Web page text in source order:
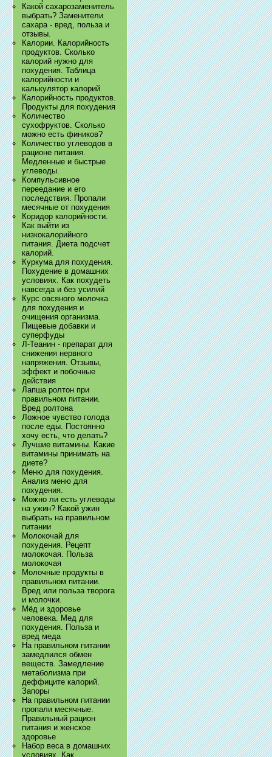
Какой сахарозаменитель
выбрать? Заменители
сахара - вред, польза и
отзывы.
Калории. Калорийность
продуктов. Сколько
калорий нужно для
похудения. Таблица
калорийности и
калькулятор калорий
Калорийность продуктов.
Продукты для похудения
Количество
сухофруктов. Сколько
можно есть фиников?
Количество углеводов в
рационе питания.
Медленные и быстрые
углеводы.
Компульсивное
переедание и его
последствия. Пропали
месячные от похудения
Коридор калорийности.
Как выйти из
низкокалорийного
питания. Диета подсчет
калорий.
Куркума для похудения.
Похудение в домашних
условиях. Как похудеть
навсегда и без усилий
Курс овсяного молочка
для похудения и
очищения организма.
Пищевые добавки и
суперфуды
Л-Теанин - препарат для
снижения нервного
напряжения. Отзывы,
эффект и побочные
действия
Лапша ролтон при
правильном питании.
Вред ролтона
Ложное чувство голода
после еды. Постоянно
хочу есть, что делать?
Лучшие витамины. Какие
витамины принимать на
диете?
Меню для похудения.
Анализ меню для
похудения.
Можно ли есть углеводы
на ужин? Какой ужин
выбрать на правильном
питании
Молокочай для
похудения. Рецепт
молокочая. Польза
молокочая
Молочные продукты в
правильном питании.
Вред или польза творога
и молочки.
Мёд и здоровье
человека. Мед для
похудения. Польза и
вред меда
На правильном питании
замедлился обмен
веществ. Замедление
метаболизма при
деффиците калорий.
Запоры
На правильном питании
пропали месячные.
Правильный рацион
питания и женское
здоровье
Набор веса в домашних
условиях. Как